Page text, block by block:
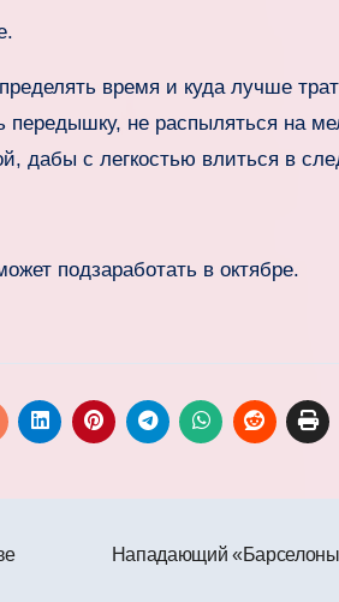
время и куда лучше
не распыляться на
дабы с легкостью влиться в
подзаработать в октябре.
Нападающий